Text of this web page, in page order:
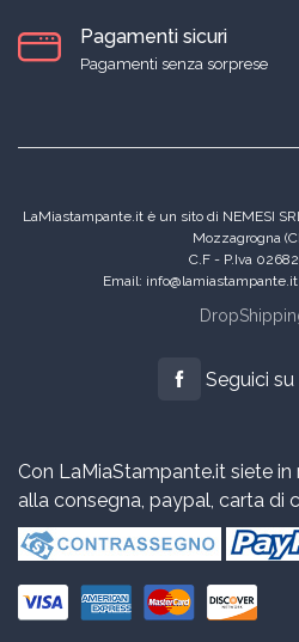
Pagamenti sicuri
Pagamenti senza sorprese
LaMiastampante.it è un sito di NEMESI
Mozzagrogna
C.F - P.Iva
Email: info@lamiastampante.it
Seguici
Con LaMiaStampante.it siete
alla consegna, paypal, carta di